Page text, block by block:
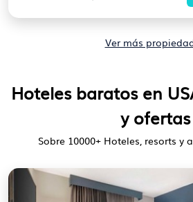
Ver más
Hoteles baratos en
y ofertas
Sobre 10000+ Hoteles, resorts y